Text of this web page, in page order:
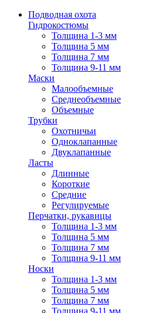
Подводная охота
Гидрокостюмы
Толщина 1-3 мм
Толщина 5 мм
Толщина 7 мм
Толщина 9-11 мм
Маски
Малообъемные
Среднеобъемные
Объемные
Трубки
Охотничьи
Одноклапанные
Двуклапанные
Ласты
Длинные
Короткие
Средние
Регулируемые
Перчатки, рукавицы
Толщина 1-3 мм
Толщина 5 мм
Толщина 7 мм
Толщина 9-11 мм
Носки
Толщина 1-3 мм
Толщина 5 мм
Толщина 7 мм
Толщина 9-11 мм